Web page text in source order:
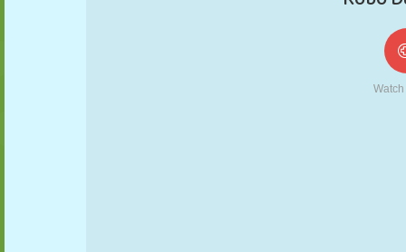
TRES EN RAYA